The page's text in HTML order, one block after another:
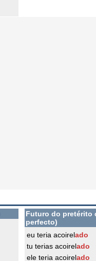
Futuro do pretérito
perfecto)
eu teria acoirelado
tu terias acoirelado
ele teria acoirelado